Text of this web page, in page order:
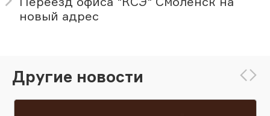
новый адрес
Другие новости